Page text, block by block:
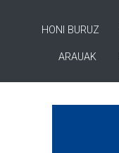
HONI BURUZ
ARAUAK